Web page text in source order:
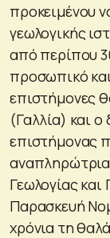
προκειμένου
γεωλογικής
από περίπου
προσωπικό
επιστήμονες
(Γαλλία) και
επιστήμονας
Γεωλογίας
Παρασκευή
χρόνια τη